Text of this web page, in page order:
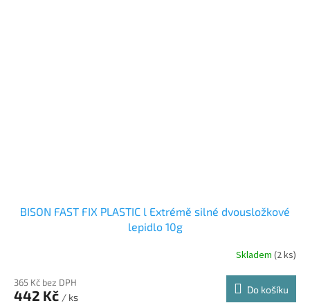
BISON FAST FIX PLASTIC l Extrémě silné dvousložkové
lepidlo 10g
Skladem (2 ks)
365 Kč bez DPH
442 Kč / ks
Do košíku